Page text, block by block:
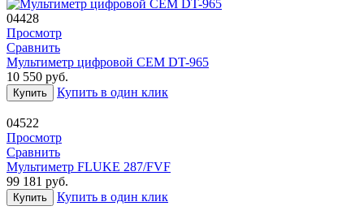
04428
Просмотр
Сравнить
Мультиметр цифровой CEM DT-965
10 550 руб.
Купить Купить в один клик
04522
Просмотр
Сравнить
Мультиметр FLUKE 287/FVF
99 181 руб.
Купить Купить в один клик